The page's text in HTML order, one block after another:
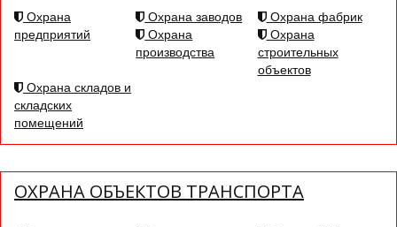
Охрана
предприятий
Охрана заводов
Охрана фабрик
Охрана
производства
Охрана
строительных
объектов
Охрана складов и
складских
помещений
ОХРАНА ОБЪЕКТОВ ТРАНСПОРТА